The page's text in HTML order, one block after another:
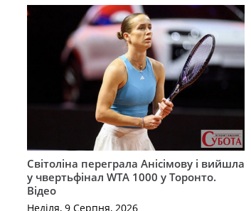
Світоліна переграла Анісімову і вийшла
у чвертьфінал WTA 1000 у Торонто.
Відео
Неділя, 9 Серпня, 2026